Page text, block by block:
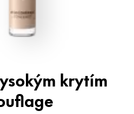
krytím